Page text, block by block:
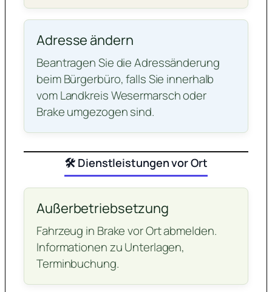
Adresse ändern
Beantragen Sie die Adressänderung
beim Bürgerbüro, falls Sie innerhalb
vom Landkreis Wesermarsch oder
Brake umgezogen sind.
🛠️ Dienstleistungen vor Ort
Außerbetriebsetzung
Fahrzeug in Brake vor Ort abmelden.
Informationen zu Unterlagen,
Terminbuchung.